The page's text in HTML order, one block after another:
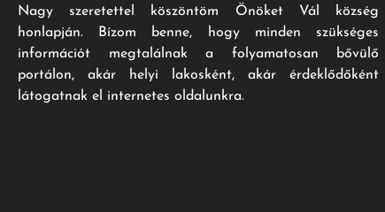
Nagy szeretettel köszöntöm Önöket Vál község
honlapján. Bízom benne, hogy minden szükséges
információt megtalálnak a folyamatosan bővülő
portálon, akár helyi lakosként, akár érdeklődőként
látogatnak el internetes oldalunkra.